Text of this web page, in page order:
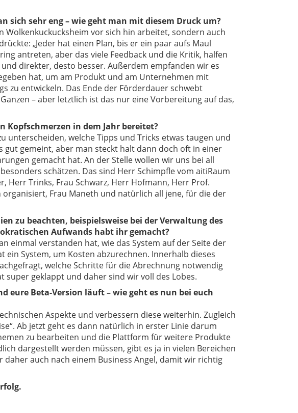
sich sehr eng – wie geht man mit diesem Druck um?
vor sich hin arbeitet, sondern auch
„Jeder hat einen Plan, bis er ein paar aufs Maul
antreten, aber das viele Feedback und die Kritik, halfen
direkter, desto besser. Außerdem empfanden wir es
hat, um am Produkt und am Unternehmen mit
zu entwickeln. Das Ende der Förderdauer schwebt
– aber letztlich ist das nur eine Vorbereitung auf das,
Kopfschmerzen in dem Jahr bereitet?
unterscheiden, welche Tipps und Tricks etwas taugen und
gut gemeint, aber man steckt halt dann doch oft in einer
gemacht hat. An der Stelle wollen wir uns bei all
schätzen. Das sind Herr Schimpfle vom aitiRaum
Herr Trinks, Frau Schwarz, Herr Hofmann, Herr Prof.
Frau Maneth und natürlich all jene, für die der
zu beachten, beispielsweise bei der Verwaltung des
Aufwands habt ihr gemacht?
einmal verstanden hat, wie das System auf der Seite der
System, um Kosten abzurechnen. Innerhalb dieses
welche Schritte für die Abrechnung notwendig
geklappt und daher sind wir voll des Lobes.
eure Beta-Version läuft – wie geht es nun bei euch
Aspekte und verbessern diese weiterhin. Zugleich
Ab jetzt geht es dann natürlich in erster Linie darum
zu bearbeiten und die Plattform für weitere Produkte
dargestellt werden müssen, gibt es ja in vielen Bereichen
auch nach einem Business Angel, damit wir richtig